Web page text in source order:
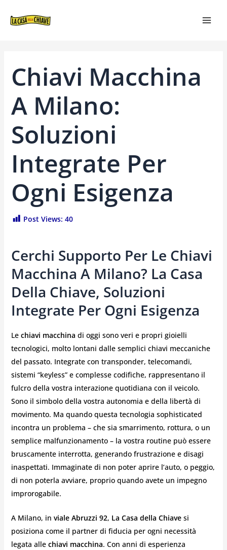
Chiavi Macchina
A Milano:
Soluzioni
Integrate Per
Ogni Esigenza
Post Views: 40
Cerchi Supporto Per Le Chiavi
Macchina A Milano? La Casa
Della Chiave, Soluzioni
Integrate Per Ogni Esigenza
Le chiavi macchina di oggi sono veri e propri gioielli
tecnologici, molto lontani dalle semplici chiavi meccaniche
del passato. Integrate con transponder, telecomandi,
sistemi “keyless” e complesse codifiche, rappresentano il
fulcro della vostra interazione quotidiana con il veicolo.
Sono il simbolo della vostra autonomia e della libertà di
movimento. Ma quando questa tecnologia sophisticated
incontra un problema – che sia smarrimento, rottura, o un
semplice malfunzionamento – la vostra routine può essere
bruscamente interrotta, generando frustrazione e disagi
inaspettati. Immaginate di non poter aprire l’auto, o peggio,
di non poterla avviare, proprio quando avete un impegno
improrogabile.
A Milano, in viale Abruzzi 92, La Casa della Chiavesi
posiziona come il partner di fiducia per ogni necessità
legata alle chiavi macchina. Con anni di esperienza
ARTICOLI